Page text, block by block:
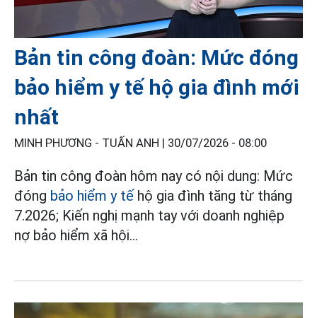
Bản tin công đoàn: Mức đóng
bảo hiểm y tế hộ gia đình mới
nhất
MINH PHƯƠNG - TUẤN ANH | 30/07/2026 - 08:00
Bản tin công đoàn hôm nay có nội dung: Mức
đóng bảo hiểm y tế hộ gia đình tăng từ tháng
7.2026; Kiến nghị mạnh tay với doanh nghiệp
nợ bảo hiểm xã hội...